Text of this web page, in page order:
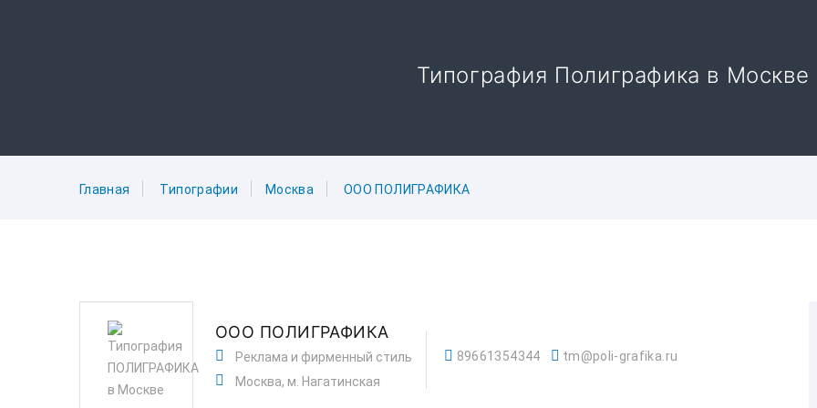
Типография Полиграфика в Москве
Главная Типографии Москва ООО ПОЛИГРАФИКА
ООО ПОЛИГРАФИКА
Реклама и фирменный стиль
Москва, м. Нагатинская
89661354344 tm@poli-grafika.ru